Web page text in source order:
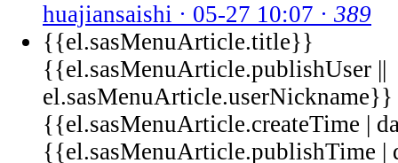
huajiansaishi · 05-27 10:07 · 389
{{el.sasMenuArticle.title}}
{{el.sasMenuArticle.publishUser ||
el.sasMenuArticle.userNickname}}
{{el.sasMenuArticle.createTime |
{{el.sasMenuArticle.publishTime